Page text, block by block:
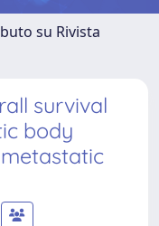
su Rivista
survival
body